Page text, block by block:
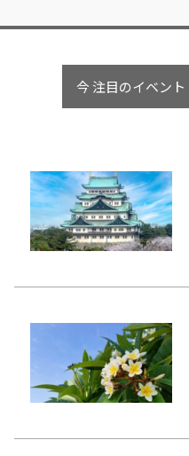
今 注目のイベント